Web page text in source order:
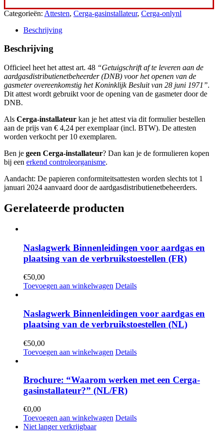
Categorieën: Attesten, Cerga-gasinstallateur, Cerga-onlynl
Beschrijving
Beschrijving
Officieel heet het attest art. 48 “Getuigschrift af te leveren aan de
aardgasdistributienetbeheerder (DNB) voor het openen van de
gasmeter overeenkomstig het Koninklijk Besluit van 28 juni 1971”.
Dit attest wordt gebruikt voor de opening van de gasmeter door de
DNB.
Als Cerga-installateur kan je het attest via dit formulier bestellen
aan de prijs van € 4,24 per exemplaar (incl. BTW). De attesten
worden verkocht per 10 exemplaren.
Ben je geen Cerga-installateur? Dan kan je de formulieren kopen
bij een erkend controleorganisme.
Aandacht: De papieren conformiteitsattesten worden slechts tot 1
januari 2024 aanvaard door de aardgasdistributienetbeheerders.
Gerelateerde producten
Naslagwerk Binnenleidingen voor aardgas en
plaatsing van de verbruikstoestellen (FR)
€50,00
Toevoegen aan winkelwagen Details
Naslagwerk Binnenleidingen voor aardgas en
plaatsing van de verbruikstoestellen (NL)
€50,00
Toevoegen aan winkelwagen Details
Brochure: “Waarom werken met een Cerga-
gasinstallateur?” (NL/FR)
€0,00
Toevoegen aan winkelwagen Details
Niet langer verkrijgbaar